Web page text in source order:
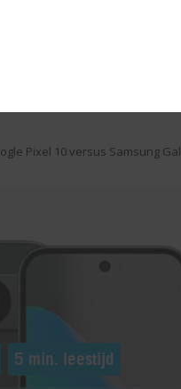
Pixel 10 versus Samsung
5 min. leestijd